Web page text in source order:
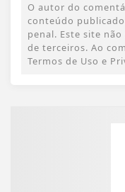
O autor do
conteúdo
penal. Este site
de terceiros. Ao
Termos de Uso e